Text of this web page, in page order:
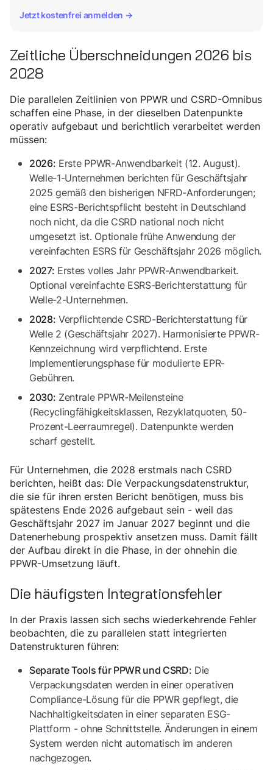
Jetzt kostenfrei anmelden →
Zeitliche Überschneidungen 2026 bis
2028
Die parallelen Zeitlinien von PPWR und CSRD-Omnibus
schaffen eine Phase, in der dieselben Datenpunkte
operativ aufgebaut und berichtlich verarbeitet werden
müssen:
2026: Erste PPWR-Anwendbarkeit (12. August).
Welle-1-Unternehmen berichten für Geschäftsjahr
2025 gemäß den bisherigen NFRD-Anforderungen;
eine ESRS-Berichtspflicht besteht in Deutschland
noch nicht, da die CSRD national noch nicht
umgesetzt ist. Optionale frühe Anwendung der
vereinfachten ESRS für Geschäftsjahr 2026 möglich.
2027: Erstes volles Jahr PPWR-Anwendbarkeit.
Optional vereinfachte ESRS-Berichterstattung für
Welle-2-Unternehmen.
2028: Verpflichtende CSRD-Berichterstattung für
Welle 2 (Geschäftsjahr 2027). Harmonisierte PPWR-
Kennzeichnung wird verpflichtend. Erste
Implementierungsphase für modulierte EPR-
Gebühren.
2030: Zentrale PPWR-Meilensteine
(Recyclingfähigkeitsklassen, Rezyklatquoten, 50-
Prozent-Leerraumregel). Datenpunkte werden
scharf gestellt.
Für Unternehmen, die 2028 erstmals nach CSRD
berichten, heißt das: Die Verpackungsdatenstruktur,
die sie für ihren ersten Bericht benötigen, muss bis
spätestens Ende 2026 aufgebaut sein - weil das
Geschäftsjahr 2027 im Januar 2027 beginnt und die
Datenerhebung prospektiv ansetzen muss. Damit fällt
der Aufbau direkt in die Phase, in der ohnehin die
PPWR-Umsetzung läuft.
Die häufigsten Integrationsfehler
In der Praxis lassen sich sechs wiederkehrende Fehler
beobachten, die zu parallelen statt integrierten
Datenstrukturen führen:
Separate Tools für PPWR und CSRD: Die
Verpackungsdaten werden in einer operativen
Compliance-Lösung für die PPWR gepflegt, die
Nachhaltigkeitsdaten in einer separaten ESG-
Plattform - ohne Schnittstelle. Änderungen in einem
System werden nicht automatisch im anderen
nachgezogen.